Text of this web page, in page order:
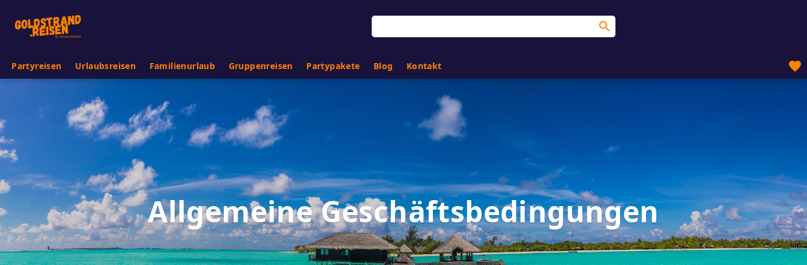
Partyreisen Urlaubsreisen Familienurlaub Gruppenreisen Partypakete Blog Kontakt
Allgemeine Geschäftsbedingungen